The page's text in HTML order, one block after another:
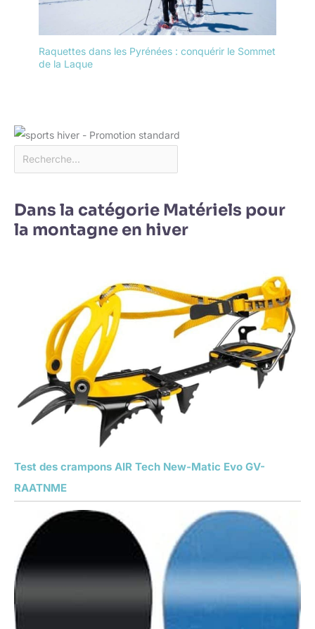
Raquettes dans les Pyrénées : conquérir le Sommet
de la Laque
Dans la catégorie Matériels pour
la montagne en hiver
Test des crampons AIR Tech New-Matic Evo GV-
RAATNME